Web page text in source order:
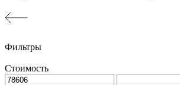
Фильтры
Стоимость